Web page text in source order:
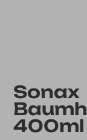
Sonax
400ml